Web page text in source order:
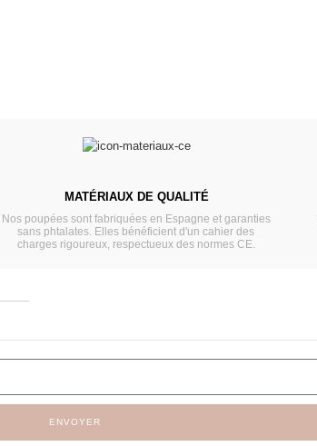
MATÉRIAUX DE QUALITÉ
Nos poupées sont fabriquées en Espagne et garanties
sans phtalates. Elles bénéficient d'un cahier des
charges rigoureux, respectueux des normes CE.
ENVOYER